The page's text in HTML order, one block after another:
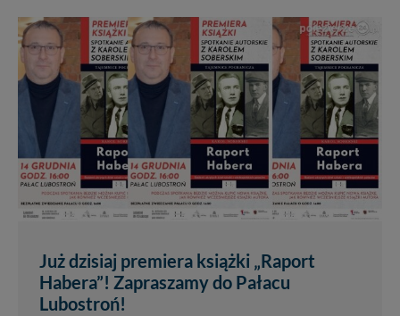
Już dzisiaj premiera książki „Raport
Habera”! Zapraszamy do Pałacu
Lubostroń!